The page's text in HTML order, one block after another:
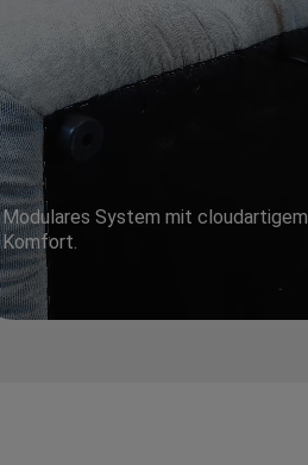
Modulares System mit cloudartigem
Komfort.